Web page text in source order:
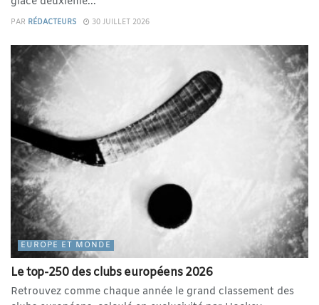
PAR RÉDACTEURS 30 JUILLET 2026
EUROPE ET MONDE
Le top-250 des clubs européens 2026
Retrouvez comme chaque année le grand classement des